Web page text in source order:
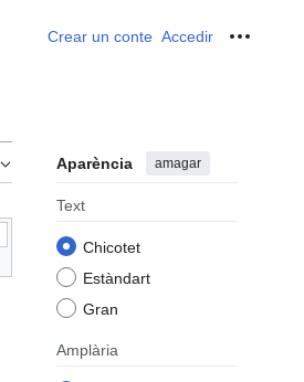
Crear un conte Accedir
Aparència amagar
Text
Chicotet
Estàndart
Gran
Amplària